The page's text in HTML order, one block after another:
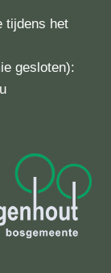
tijdens het
gesloten):